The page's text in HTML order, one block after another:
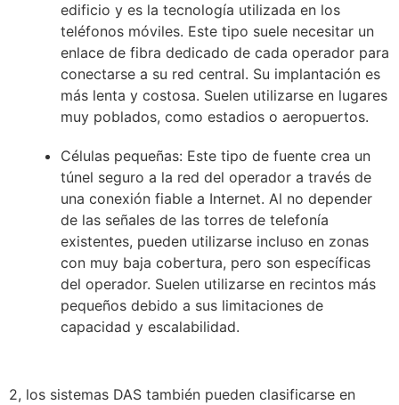
edificio y es la tecnología utilizada en los
teléfonos móviles. Este tipo suele necesitar un
enlace de fibra dedicado de cada operador para
conectarse a su red central. Su implantación es
más lenta y costosa. Suelen utilizarse en lugares
muy poblados, como estadios o aeropuertos.
Células pequeñas: Este tipo de fuente crea un
túnel seguro a la red del operador a través de
una conexión fiable a Internet. Al no depender
de las señales de las torres de telefonía
existentes, pueden utilizarse incluso en zonas
con muy baja cobertura, pero son específicas
del operador. Suelen utilizarse en recintos más
pequeños debido a sus limitaciones de
capacidad y escalabilidad.
2, los sistemas DAS también pueden clasificarse en